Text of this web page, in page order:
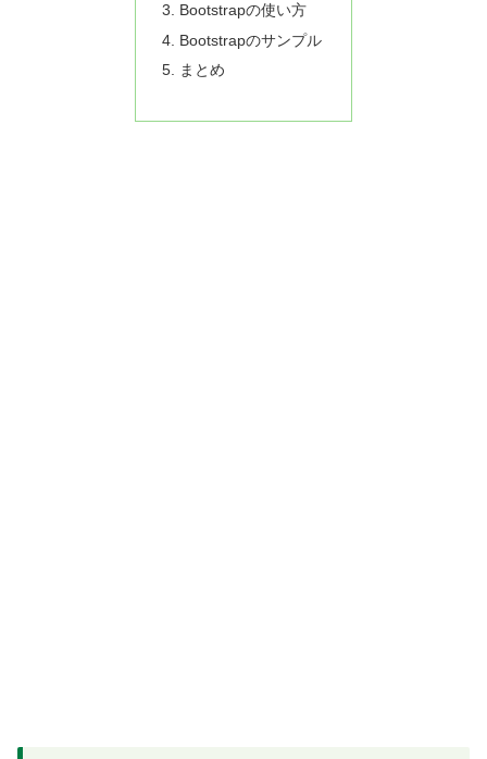
Bootstrapの使い方
Bootstrapのサンプル
まとめ